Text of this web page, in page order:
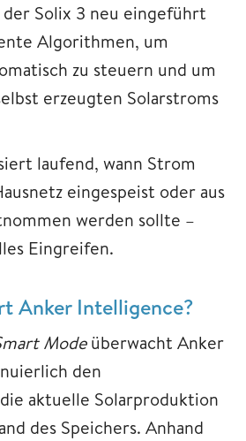
Solix 3 neu eingeführt
Algorithmen, um
zu steuern und um
erzeugten Solarstroms
laufend, wann Strom
eingespeist oder aus
werden sollte –
Eingreifen.
Anker Intelligence?
Modeüberwacht Anker
den
aktuelle Solarproduktion
des Speichers. Anhand